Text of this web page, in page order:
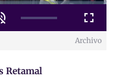
Fullscreen
Archivo
Retamal